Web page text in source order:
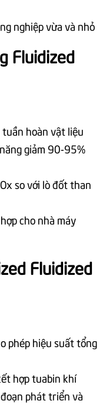
nghiệp vừa và nhỏ
Fluidized
hoàn vật liệu
giảm 90-95%
so với lò đốt than
cho nhà máy
Fluidized
phép hiệu suất tổng
hợp tuabin khí
phát triển và